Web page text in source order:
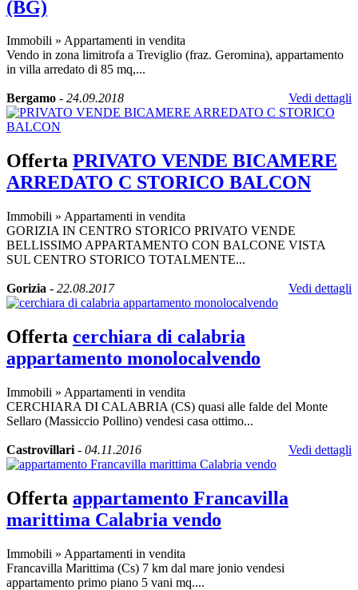
(BG)
Immobili » Appartamenti in vendita
Vendo in zona limitrofa a Treviglio (fraz. Geromina), appartamento
in villa arredato di 85 mq,...
Bergamo - 24.09.2018 Vedi dettagli
Offerta PRIVATO VENDE BICAMERE
ARREDATO C STORICO BALCON
Immobili » Appartamenti in vendita
GORIZIA IN CENTRO STORICO PRIVATO VENDE
BELLISSIMO APPARTAMENTO CON BALCONE VISTA
SUL CENTRO STORICO TOTALMENTE...
Gorizia - 22.08.2017 Vedi dettagli
Offerta cerchiara di calabria
appartamento monolocalvendo
Immobili » Appartamenti in vendita
CERCHIARA DI CALABRIA (CS) quasi alle falde del Monte
Sellaro (Massiccio Pollino) vendesi casa ottimo...
Castrovillari - 04.11.2016 Vedi dettagli
Offerta appartamento Francavilla
marittima Calabria vendo
Immobili » Appartamenti in vendita
Francavilla Marittima (Cs) 7 km dal mare jonio vendesi
appartamento primo piano 5 vani mq....